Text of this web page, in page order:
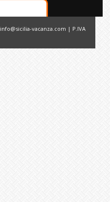
info@sicilia-vacanza.com | P.IVA